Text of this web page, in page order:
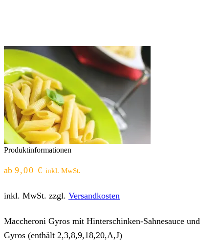
Produktinformationen
ab 9,00 € inkl. MwSt.
inkl. MwSt. zzgl. Versandkosten
Maccheroni Gyros mit Hinterschinken-Sahnesauce und
Gyros (enthält 2,3,8,9,18,20,A,J)